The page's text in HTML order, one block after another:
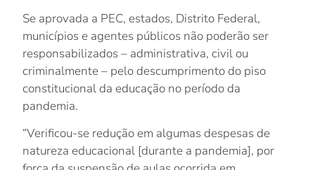
Se aprovada a PEC, estados, Distrito Federal,
municípios e agentes públicos não poderão ser
responsabilizados – administrativa, civil ou
criminalmente – pelo descumprimento do piso
constitucional da educação no período da
pandemia.
“Verificou-se redução em algumas despesas de
natureza educacional [durante a pandemia], por